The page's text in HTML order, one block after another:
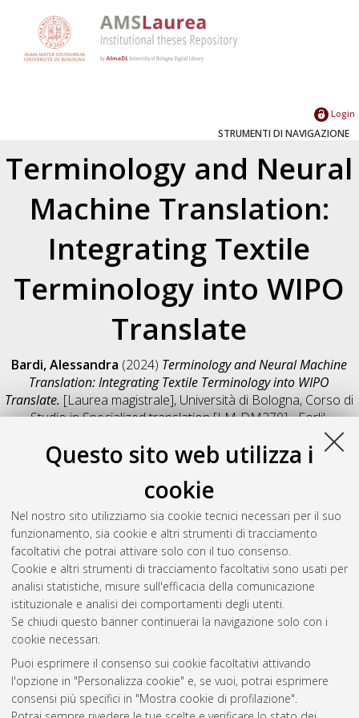
Questo sito web utilizza i
cookie
Nel nostro sito utilizziamo sia cookie tecnici necessari per il suo
funzionamento, sia cookie e altri strumenti di tracciamento
facoltativi che potrai attivare solo con il tuo consenso.
Cookie e altri strumenti di tracciamento facoltativi sono usati per
analisi statistiche, misure sull'efficacia della comunicazione
istituzionale e analisi dei comportamenti degli utenti.
Se chiudi questo banner continuerai la navigazione solo con i
cookie necessari.
Puoi esprimere il consenso sui cookie facoltativi attivando
l'opzione in "Personalizza cookie" e, se vuoi, potrai esprimere
consensi più specifici in "Mostra cookie di profilazione".
Login
STRUMENTI DI NAVIGAZIONE
Terminology and Neural
Machine Translation:
Integrating Textile
Terminology into WIPO
Translate
Bardi, Alessandra (2024) Terminology and Neural Machine
Translation: Integrating Textile Terminology into WIPO
Translate. [Laurea magistrale], Università di Bologna, Corso di
Studio inSpecialized translation [LM-DM270] - Forli',
Salva citazione
Condividi
Il full-text non è disponibile per scelta dell'autore. (
Abstract
Altri metadati
Gestione del documento:
Atom
Rss 1.0